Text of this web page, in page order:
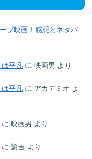
プ映画！感想とネタバ
平凡 に映画男 より
平凡 に アカデミオ よ
に映画男 より
に諭吉 より